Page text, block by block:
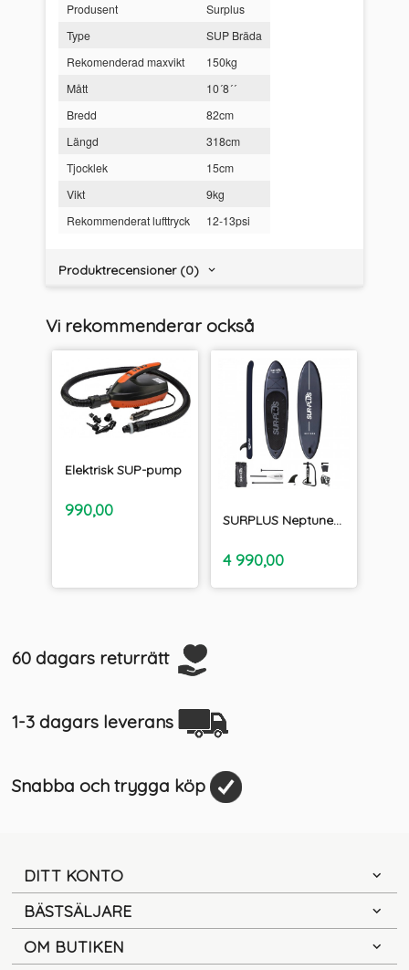
Produsent
Surplus
Type
SUP Bräda
Rekomenderad maxvikt
150kg
Mått
10´8´´
Bredd
82cm
Längd
318cm
Tjocklek
15cm
Vikt
9kg
Rekommenderat lufttryck
12-13psi
Produktrecensioner (0)
Vi rekommenderar också
Elektrisk SUP-pump
Pris
990,00moms
SURPLUS Neptune - Uppblåsbara SUP paket 10'8"
Pris
4 990,00moms
60 dagars returrätt
1-3 dagars leverans
Snabba och trygga köp
DITT KONTO
BÄSTSÄLJARE
OM BUTIKEN